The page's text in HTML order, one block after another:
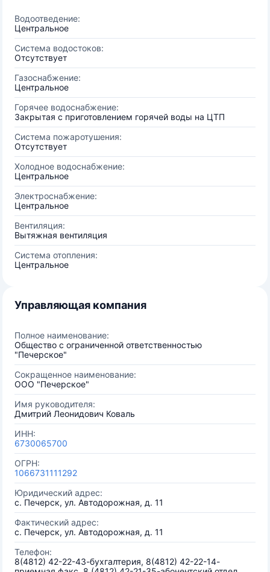
Водоотведение:
Центральное
Система водостоков:
Отсутствует
Газоснабжение:
Центральное
Горячее водоснабжение:
Закрытая с приготовлением горячей воды на ЦТП
Система пожаротушения:
Отсутствует
Холодное водоснабжение:
Центральное
Электроснабжение:
Центральное
Вентиляция:
Вытяжная вентиляция
Система отопления:
Центральное
Управляющая компания
Полное наименование:
Общество с ограниченной ответственностью
"Печерское"
Сокращенное наименование:
ООО "Печерское"
Имя руководителя:
Дмитрий Леонидович Коваль
ИНН:
6730065700
ОГРН:
1066731111292
Юридический адрес:
с. Печерск, ул. Автодорожная, д. 11
Фактический адрес:
с. Печерск, ул. Автодорожная, д. 11
Телефон:
8(4812) 42-22-43-бухгалтерия, 8(4812) 42-22-14-